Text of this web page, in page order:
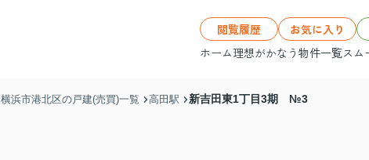
閲覧履歴 お気に入り
ホーム理想がかなう物件一覧スム
横浜市港北区の戸建(売買)一覧 高田駅 新吉田東1丁目3期 №3